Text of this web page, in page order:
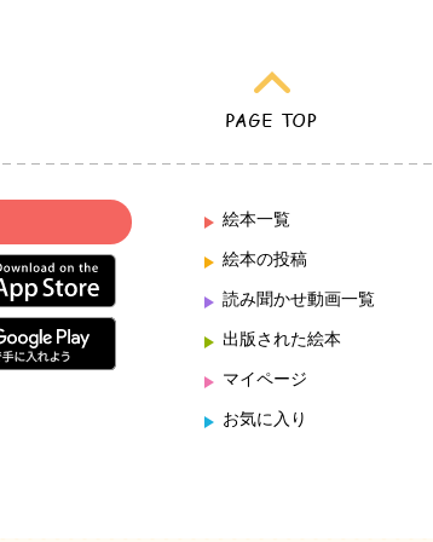
絵本一覧
絵本の投稿
読み聞かせ動画一覧
出版された絵本
マイページ
お気に入り